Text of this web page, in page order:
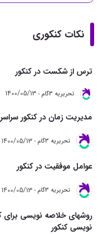
نکات کنکوری
ترس از شکست در کنکور
تحريريه 3گام 1400/05/13
مدیریت زمان در کنکور
تحريريه 3گام 1400/05/13
عوامل موفقیت در کنکور
تحريريه 3گام 1400/05/13
روشهای خلاصه نویسی برای
نویسی کنکور